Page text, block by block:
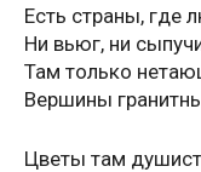
Есть страны, где
Ни вьюг, ни
Там только
Вершины
Цветы там